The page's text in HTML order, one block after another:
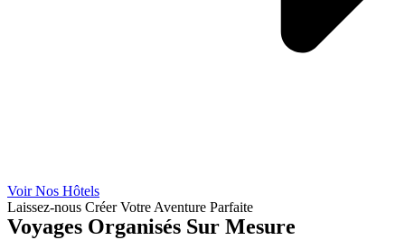
Voir Nos Hôtels
Laissez-nous Créer Votre Aventure Parfaite
Voyages Organisés Sur Mesure